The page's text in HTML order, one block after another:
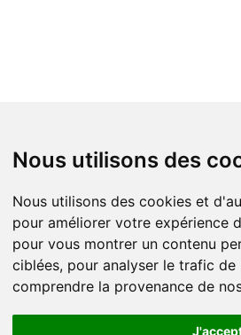
Nous utilisons des
Nous utilisons des cookies et d'autres technologies de suivi
pour améliorer votre expérience
pour vous montrer un contenu
ciblées, pour analyser le trafic
comprendre la provenance de